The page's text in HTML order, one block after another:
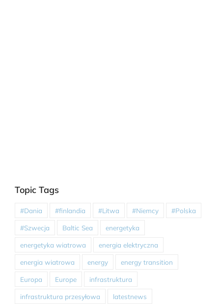
Topic Tags
#Dania #finlandia #Litwa #Niemcy #Polska
#Szwecja Baltic Sea energetyka
energetyka wiatrowa energia elektryczna
energia wiatrowa energy energy transition
Europa Europe infrastruktura
infrastruktura przesyłowa latestnews